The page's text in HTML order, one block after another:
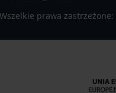
Wszelkie prawa zastrzeżone: